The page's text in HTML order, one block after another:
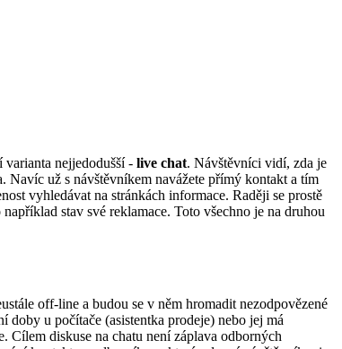
varianta nejjedodušší - live chat. Návštěvníci vidí, zda je
už s návštěvníkem navážete přímý kontakt a tím
vyhledávat na stránkách informace. Raději se prostě
stav své reklamace. Toto všechno je na druhou
off-line a budou se v něm hromadit nezodpovězené
doby u počítače (asistentka prodeje) nebo jej má
Cílem diskuse na chatu není záplava odborných